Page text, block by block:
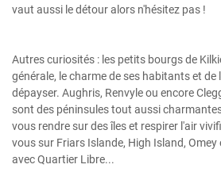
vaut aussi le détour alors n'hésitez pas !
Autres curiosités : les petits bourgs de
générale, le charme de ses habitants et
dépayser. Aughris, Renvyle ou encore
sont des péninsules tout aussi
vous rendre sur des îles et respirer l'air
vous sur Friars Islande, High Island,
avec Quartier Libre...